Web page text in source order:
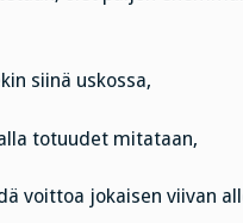
siinä uskossa,
totuudet mitataan,
voittoa jokaisen viivan